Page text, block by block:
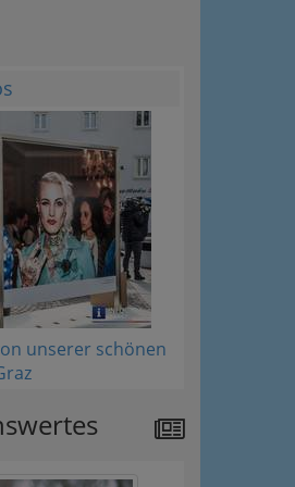
unserer schönen